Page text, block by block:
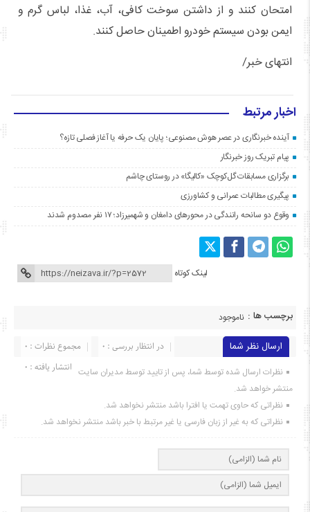
امتحان کنند و از داشتن سوخت کافی، آب، غذا، لباس گرم و
ایمن بودن سیستم خودرو اطمینان حاصل کنند.
انتهای خبر/
اخبار مرتبط
آینده خبرنگاری در عصر هوش مصنوعی؛ پایان یک حرفه یا آغاز فصلی تازه؟
پیام تبریک روز خبرنگار
برگزاری مسابقات گل‌کوچک «کالیگا» در روستای چاشم
پیگیری مطالبات عمرانی و کشاورزی
وقوع دو سانحه رانندگی در محورهای دامغان و شهمیرزاد؛ ۱۷ نفر مصدوم شدند
لینک کوتاه
برچسب ها : ناموجود
ارسال نظر شما مجموع نظرات : 0
در انتظار بررسی : 0
انتشار یافته : ۰ نظرات ارسال شده توسط شما، پس از تایید توسط مدیران سایت
منتشر خواهد شد.
نظراتی که حاوی تهمت یا افترا باشد منتشر نخواهد شد.
نظراتی که به غیر از زبان فارسی یا غیر مرتبط با خبر باشد منتشر نخواهد شد.